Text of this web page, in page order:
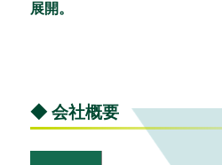
展開。
◆ 会社概要